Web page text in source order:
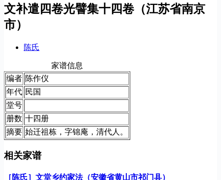
文补遣四卷光譬集十四卷（江苏省南京
市）
陈氏
家谱信息
编者 陈作仪
年代 民国
堂号
册数 十四册
摘要 始迁祖栋，字锦庵，清代人。
相关家谱
［陈氏］文堂乡约家法（安徽省黄山市祁门县）